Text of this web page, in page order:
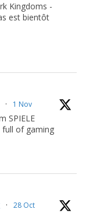
Kingdoms -
est bientôt
· 1 Nov
SPIELE
full of gaming
· 28 Oct